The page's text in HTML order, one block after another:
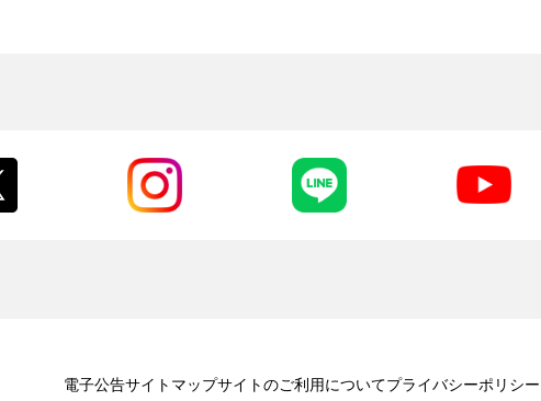
電子公告サイトマップサイトのご利用についてプライバシーポリシー